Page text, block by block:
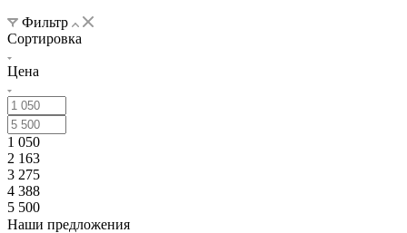
Фильтр
Сортировка
Цена
1 050
2 163
3 275
4 388
5 500
Наши предложения